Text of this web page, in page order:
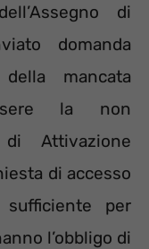
di
domanda
mancata
la non
Attivazione
di accesso
per
l’obbligo di